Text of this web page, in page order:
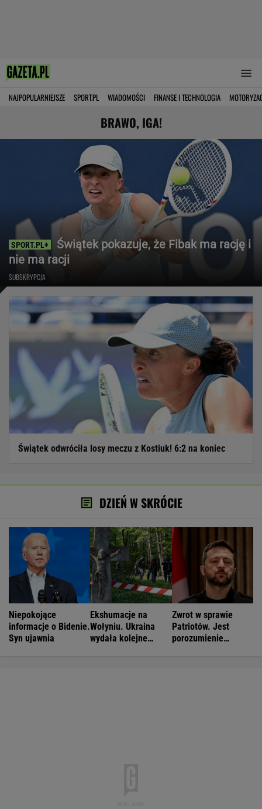
NAJPOPULARNIEJSZE SPORT.PL WIADOMOŚCI FINANSE I TECHNOLOGIA
BRAWO, IGA!
Świątek pokazuje, że Fibak ma rację i
nie ma racji
SUBSKRYPCJA
Świątek odwróciła losy meczu z Kostiuk! 6:2 na koniec
DZIEŃ W SKRÓCIE
Niepokojące
informacje o Bidenie.
Syn ujawnia
Ekshumacje na
Wołyniu. Ukraina
wydała kolejne
Zwrot w sprawie
Patriotów. Jest
porozumienie